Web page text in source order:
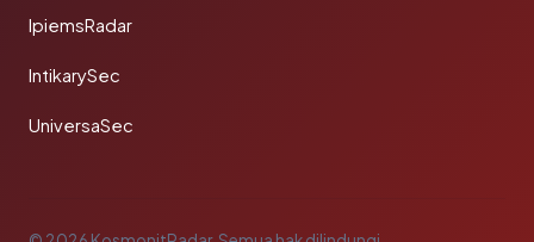
IpiemsRadar
IntikarySec
UniversaSec